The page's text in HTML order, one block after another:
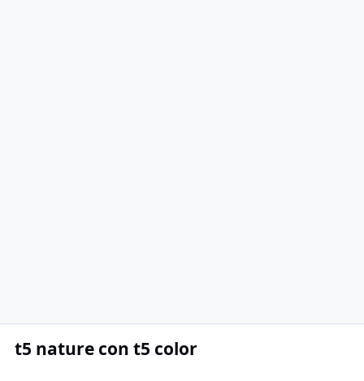
t5 nature con t5 color